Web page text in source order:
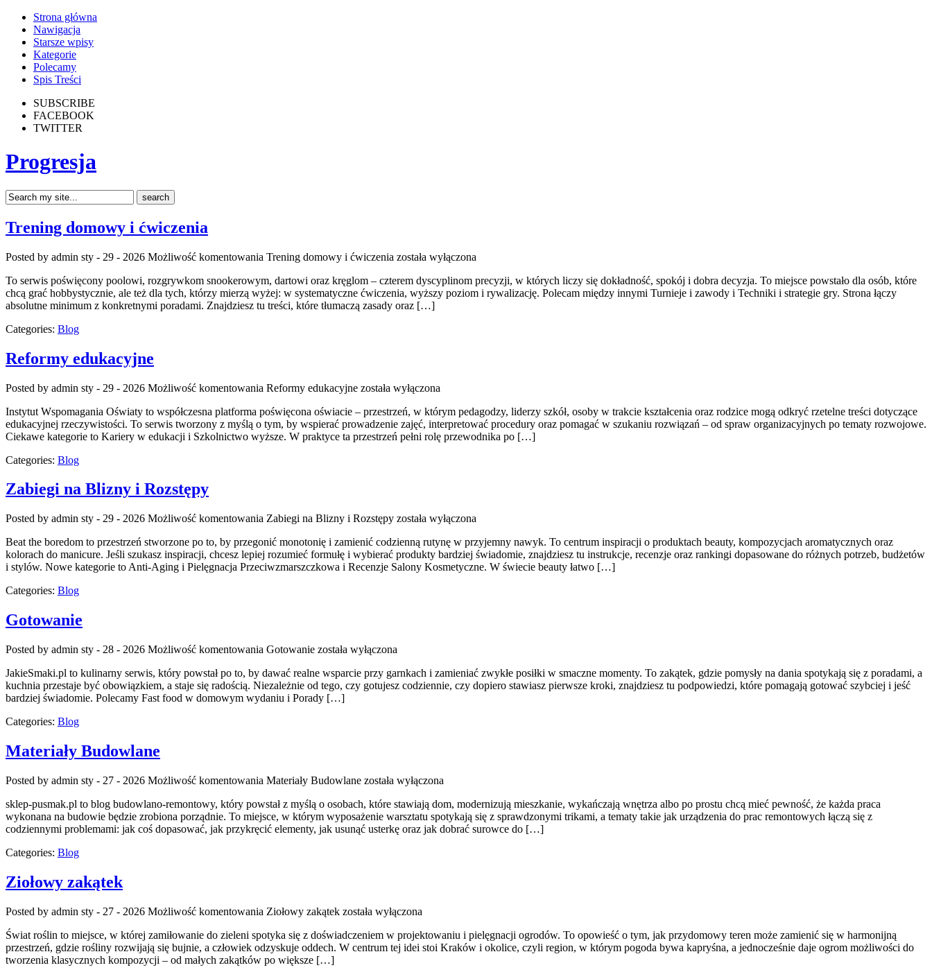
Strona główna
Nawigacja
Starsze wpisy
Kategorie
Polecamy
Spis Treści
SUBSCRIBE
FACEBOOK
TWITTER
Progresja
Trening domowy i ćwiczenia
Posted by admin sty - 29 - 2026 Możliwość komentowania Trening domowy i ćwiczenia została wyłączona
To serwis poświęcony poolowi, rozgrywkom snookerowym, dartowi oraz kręglom – czterem dyscyplinom precyzji, w których liczy się dokładność, spokój i dobra decyzja. To miejsce powstało dla osób, które
chcą grać hobbystycznie, ale też dla tych, którzy mierzą wyżej: w systematyczne ćwiczenia, wyższy poziom i rywalizację. Polecam między innymi Turnieje i zawody i Techniki i strategie gry. Strona łączy
absolutne minimum z konkretnymi poradami. Znajdziesz tu treści, które tłumaczą zasady oraz […]
Categories: Blog
Reformy edukacyjne
Posted by admin sty - 29 - 2026 Możliwość komentowania Reformy edukacyjne została wyłączona
Instytut Wspomagania Oświaty to współczesna platforma poświęcona oświacie – przestrzeń, w którym pedagodzy, liderzy szkół, osoby w trakcie kształcenia oraz rodzice mogą odkryć rzetelne treści dotyczące
edukacyjnej rzeczywistości. To serwis tworzony z myślą o tym, by wspierać prowadzenie zajęć, interpretować procedury oraz pomagać w szukaniu rozwiązań – od spraw organizacyjnych po tematy rozwojowe.
Ciekawe kategorie to Kariery w edukacji i Szkolnictwo wyższe. W praktyce ta przestrzeń pełni rolę przewodnika po […]
Categories: Blog
Zabiegi na Blizny i Rozstępy
Posted by admin sty - 29 - 2026 Możliwość komentowania Zabiegi na Blizny i Rozstępy została wyłączona
Beat the boredom to przestrzeń stworzone po to, by przegonić monotonię i zamienić codzienną rutynę w przyjemny nawyk. To centrum inspiracji o produktach beauty, kompozycjach aromatycznych oraz
kolorach do manicure. Jeśli szukasz inspiracji, chcesz lepiej rozumieć formułę i wybierać produkty bardziej świadomie, znajdziesz tu instrukcje, recenzje oraz rankingi dopasowane do różnych potrzeb, budżetów
i stylów. Nowe kategorie to Anti-Aging i Pielęgnacja Przeciwzmarszczkowa i Recenzje Salony Kosmetyczne. W świecie beauty łatwo […]
Categories: Blog
Gotowanie
Posted by admin sty - 28 - 2026 Możliwość komentowania Gotowanie została wyłączona
JakieSmaki.pl to kulinarny serwis, który powstał po to, by dawać realne wsparcie przy garnkach i zamieniać zwykłe posiłki w smaczne momenty. To zakątek, gdzie pomysły na dania spotykają się z poradami, a
kuchnia przestaje być obowiązkiem, a staje się radością. Niezależnie od tego, czy gotujesz codziennie, czy dopiero stawiasz pierwsze kroki, znajdziesz tu podpowiedzi, które pomagają gotować szybciej i jeść
bardziej świadomie. Polecamy Fast food w domowym wydaniu i Porady […]
Categories: Blog
Materiały Budowlane
Posted by admin sty - 27 - 2026 Możliwość komentowania Materiały Budowlane została wyłączona
sklep-pusmak.pl to blog budowlano-remontowy, który powstał z myślą o osobach, które stawiają dom, modernizują mieszkanie, wykańczają wnętrza albo po prostu chcą mieć pewność, że każda praca
wykonana na budowie będzie zrobiona porządnie. To miejsce, w którym wyposażenie warsztatu spotykają się z sprawdzonymi trikami, a tematy takie jak urządzenia do prac remontowych łączą się z
codziennymi problemami: jak coś dopasować, jak przykręcić elementy, jak usunąć usterkę oraz jak dobrać surowce do […]
Categories: Blog
Ziołowy zakątek
Posted by admin sty - 27 - 2026 Możliwość komentowania Ziołowy zakątek została wyłączona
Świat roślin to miejsce, w której zamiłowanie do zieleni spotyka się z doświadczeniem w projektowaniu i pielęgnacji ogrodów. To opowieść o tym, jak przydomowy teren może zamienić się w harmonijną
przestrzeń, gdzie rośliny rozwijają się bujnie, a człowiek odzyskuje oddech. W centrum tej idei stoi Kraków i okolice, czyli region, w którym pogoda bywa kapryśna, a jednocześnie daje ogrom możliwości do
tworzenia klasycznych kompozycji – od małych zakątków po większe […]